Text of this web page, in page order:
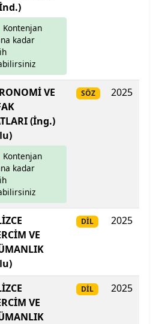
Üniversitesi
Sanatlar Üniversitesi
Üniversitesi
Üniversitesi
Kontenjan
kadar
VE
(İng.)
Kontenjan
kadar
SÖZ 2025
VE
DİL 2025
VE
DİL 2025